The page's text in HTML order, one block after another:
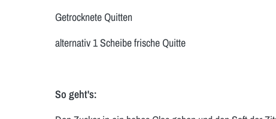
Getrocknete Quitten
alternativ 1 Scheibe frische Quitte
So geht's: